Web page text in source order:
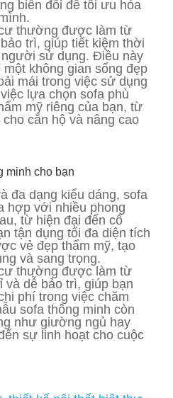
biến đổi để tối ưu hóa
thường được làm từ
trì, giúp tiết kiệm thời
sử dụng. Điều này
không gian sống đẹp
mái trong việc sử dụng
lựa chọn sofa phù
mỹ riêng của bạn, từ
căn hộ và nâng cao
minh cho bạn
đa dạng kiểu dáng, sofa
hợp với nhiều phong
từ hiện đại đến cổ
tận dụng tối đa diện tích
vẻ đẹp thẩm mỹ, tạo
và sang trọng.
thường được làm từ
và dễ bảo trì, giúp bạn
phí trong việc chăm
sofa thông minh còn
như giường ngủ hay
sự linh hoạt cho cuộc